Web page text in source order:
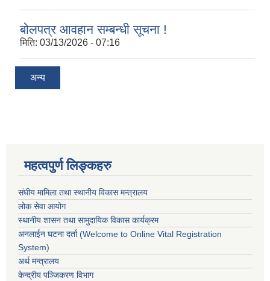
बोलपत्र आवहान सम्बन्धी सूचना !
मिति: 03/13/2026 - 07:16
अन्य
महत्वपुर्ण लिङ्कहरु
संघीय मामिला तथा स्थानीय विकास मन्त्रालय
लोक सेवा आयोग
स्थानीय शासन तथा सामुदायिक विकास कार्यक्रम
अनलाईन घटना दर्ता (Welcome to Online Vital Registration
System)
अर्थ मन्त्रालय
केन्द्रीय पञ्जिकरण विभाग